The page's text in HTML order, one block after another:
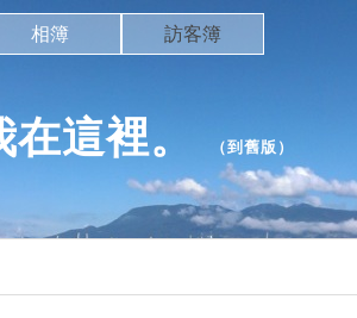
這裡。 （到舊版 ）
相簿 訪客簿